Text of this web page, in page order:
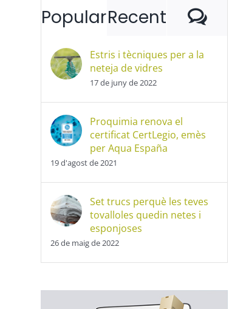
PopularRecent
Estris i tècniques per a la
neteja de vidres
17 de juny de 2022
Proquimia renova el
certificat CertLegio, emès
per Aqua España
19 d'agost de 2021
Set trucs perquè les teves
tovalloles quedin netes i
esponjoses
26 de maig de 2022